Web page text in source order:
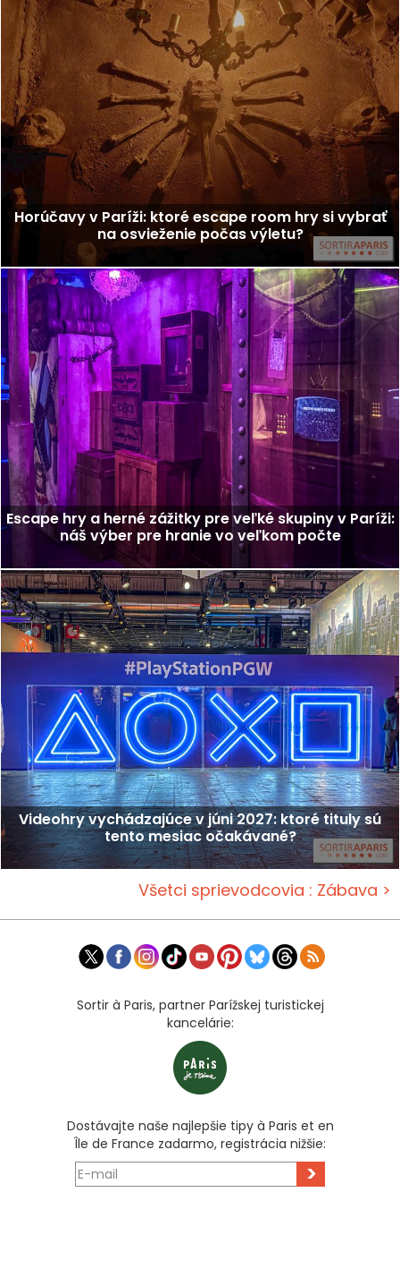
Horúčavy v Paríži: ktoré escape room hry si vybrať
na osvieženie počas výletu?
Escape hry a herné zážitky pre veľké skupiny v Paríži:
náš výber pre hranie vo veľkom počte
Videohry vychádzajúce v júni 2027: ktoré tituly sú
tento mesiac očakávané?
Všetci sprievodcovia : Zábava >
Sortir à Paris, partner Parížskej turistickej
kancelárie:
Dostávajte naše najlepšie tipy à Paris et en
Île de France zadarmo, registrácia nižšie:
>